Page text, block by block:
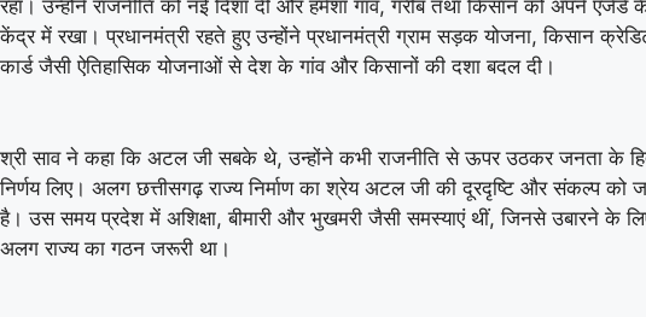
रहा। उन्होंने राजनीति को नई दिशा दी और हमेशा गांव, गरीब तथा किसान को अपने एजेंडे
केंद्र में रखा। प्रधानमंत्री रहते हुए उन्होंने प्रधानमंत्री ग्राम सड़क योजना, किसान
कार्ड जैसी ऐतिहासिक योजनाओं से देश के गांव और किसानों की दशा बदल दी।
श्री साव ने कहा कि अटल जी सबके थे, उन्होंने कभी राजनीति से ऊपर उठकर जनता के
निर्णय लिए। अलग छत्तीसगढ़ राज्य निर्माण का श्रेय अटल जी की दूरदृष्टि और संकल्प को
है। उस समय प्रदेश में अशिक्षा, बीमारी और भुखमरी जैसी समस्याएं थीं, जिनसे उबारने के
अलग राज्य का गठन जरूरी था।